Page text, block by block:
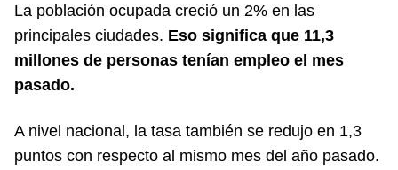
La población ocupada creció un 2% en las
principales ciudades. Eso significa que 11,3
millones de personas tenían empleo el mes
pasado.
A nivel nacional, la tasa también se redujo en 1,3
puntos con respecto al mismo mes del año pasado.